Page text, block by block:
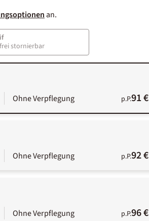
an.
stornierbar
Ohne Verpflegung p.P.91 €
Ohne Verpflegung p.P.92 €
Ohne Verpflegung p.P.96 €